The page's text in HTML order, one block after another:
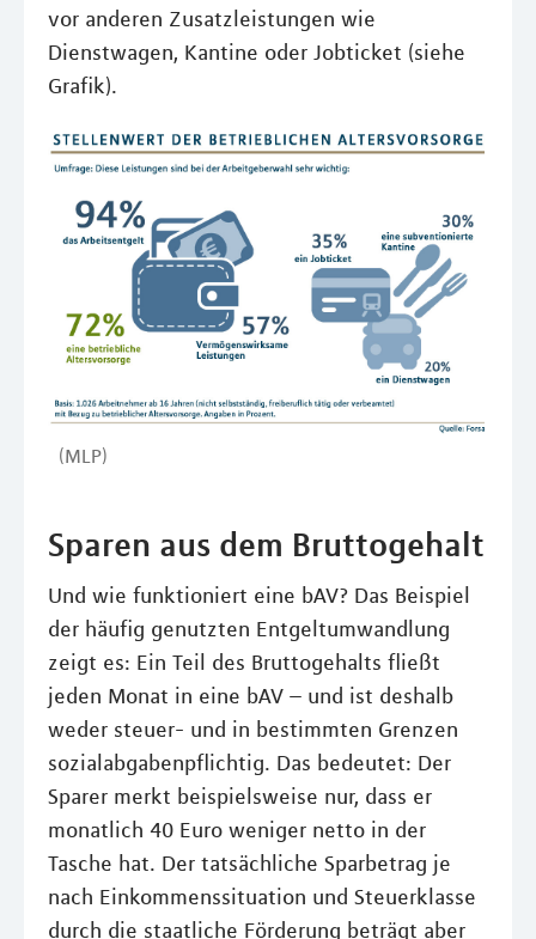
vor anderen Zusatzleistungen wie
Dienstwagen, Kantine oder Jobticket (siehe
Grafik).
(MLP)
Sparen aus dem Bruttogehalt
Und wie funktioniert eine bAV? Das Beispiel
der häufig genutzten Entgeltumwandlung
zeigt es: Ein Teil des Bruttogehalts fließt
jeden Monat in eine bAV – und ist deshalb
weder steuer- und in bestimmten Grenzen
sozialabgabenpflichtig. Das bedeutet: Der
Sparer merkt beispielsweise nur, dass er
monatlich 40 Euro weniger netto in der
Tasche hat. Der tatsächliche Sparbetrag je
nach Einkommenssituation und Steuerklasse
durch die staatliche Förderung beträgt aber